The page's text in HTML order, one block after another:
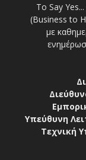
Το Say
(Business to
με
Υπεύθυνη
Τεχνική